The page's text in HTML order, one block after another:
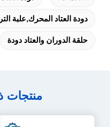
دودة العتاد المحرك,علبة
حلقة الدوران والعتاد دودة
منتجات